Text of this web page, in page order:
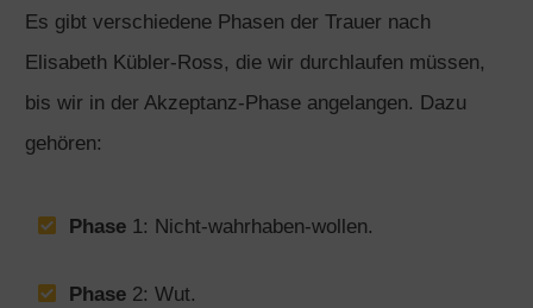
Es gibt verschiedene Phasen der Trauer nach
Elisabeth Kübler-Ross, die wir durchlaufen müssen,
bis wir in der Akzeptanz-Phase angelangen. Dazu
gehören:
Phase 1: Nicht-wahrhaben-wollen.
Phase 2: Wut.